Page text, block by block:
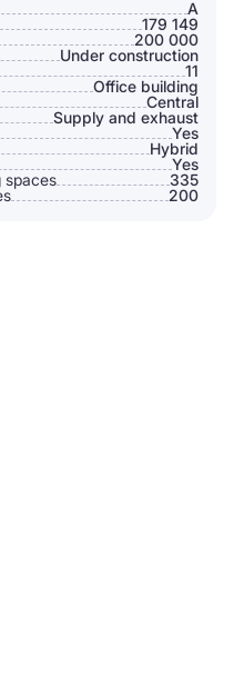
A
179 149
200 000
Under construction
11
Office building
Сentral
Supply and exhaust
Yes
Hybrid
Yes
spaces
335
200